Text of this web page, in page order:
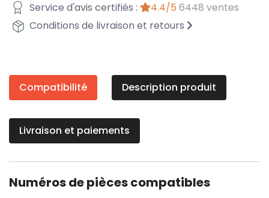
Service d'avis certifiés :
4.4/5 6448 ventes
Conditions de livraison et retours
Compatibilité Description produit
Livraison et paiements
Numéros de pièces compatibles